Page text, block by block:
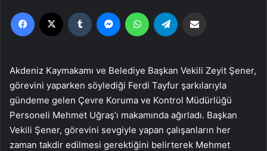
Facebook Tumblr MessengerWhatsApp
Akdeniz Kaymakamı ve Belediye Başkan Vekili Zeyit Şener,
görevini yaparken söylediği Ferdi Tayfur şarkılarıyla
gündeme gelen Çevre Koruma ve Kontrol Müdürlüğü
Personeli Mehmet Uğraş’ı makamında ağırladı. Başkan
Vekili Şener, görevini sevgiyle yapan çalışanların her
zaman takdir edilmesi gerektiğini belirterek Mehmet